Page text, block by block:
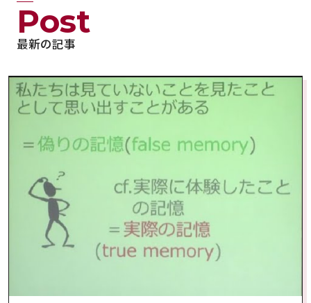
最新の記事
Post